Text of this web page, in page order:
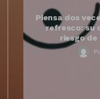
Piensa dos
refresco: su
riesgo de